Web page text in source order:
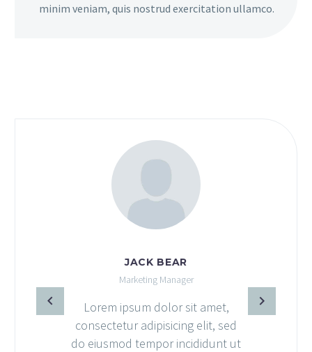
minim veniam, quis nostrud exercitation ullamco.
JACK BEAR
Marketing Manager
Lorem ipsum dolor sit amet,
consectetur adipisicing elit, sed
do eiusmod tempor incididunt ut